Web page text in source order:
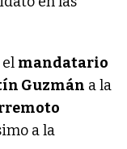
mandatario
Guzmán a la
a la